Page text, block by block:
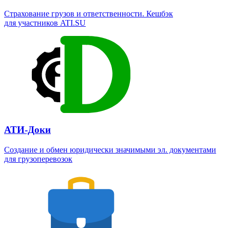
Страхование грузов и ответственности. Кешбэк
для участников ATI.SU
АТИ-Доки
Создание и обмен юридически значимыми эл. документами
для грузоперевозок